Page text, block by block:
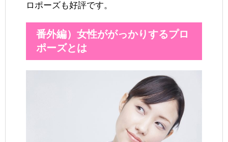
ロポーズも好評です。
番外編）女性ががっかりするプロ
ポーズとは